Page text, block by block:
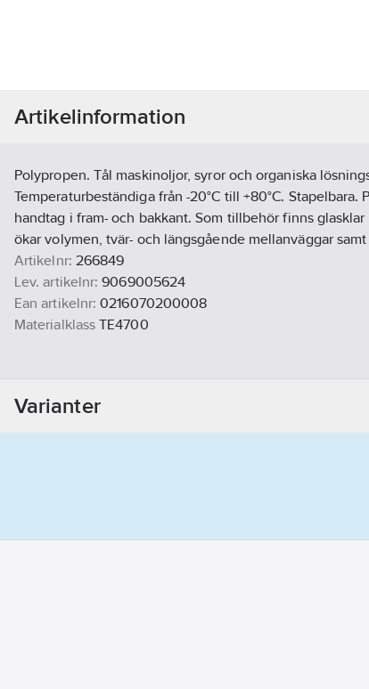
Artikelinformation
Polypropen. Tål maskinoljor, syror och organiska
Temperaturbeständiga från -20°C till +80°C.
handtag i fram- och bakkant. Som tillbehör finns
ökar volymen, tvär- och längsgående mellanväggar
Artikelnr: 266849
Lev. artikelnr: 9069005624
Ean artikelnr: 0216070200008
Materialklass TE4700
Varianter